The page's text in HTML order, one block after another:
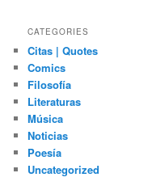
CATEGORIES
Citas | Quotes
Comics
Filosofía
Literaturas
Música
Noticias
Poesía
Uncategorized